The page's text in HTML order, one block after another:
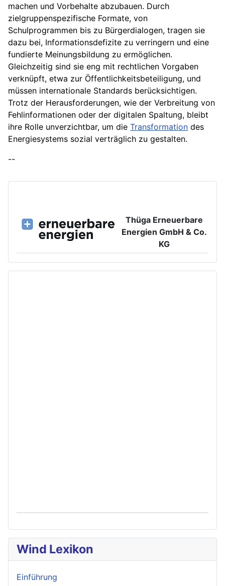
machen und Vorbehalte abzubauen. Durch
zielgruppenspezifische Formate, von
Schulprogrammen bis zu Bürgerdialogen, tragen sie
dazu bei, Informationsdefizite zu verringern und eine
fundierte Meinungsbildung zu ermöglichen.
Gleichzeitig sind sie eng mit rechtlichen Vorgaben
verknüpft, etwa zur Öffentlichkeitsbeteiligung, und
müssen internationale Standards berücksichtigen.
Trotz der Herausforderungen, wie der Verbreitung von
Fehlinformationen oder der digitalen Spaltung, bleibt
ihre Rolle unverzichtbar, um die Transformation des
Energiesystems sozial verträglich zu gestalten.
--
Thüga Erneuerbare
Energien GmbH & Co.
KG
www.ee.thuega.de
Wind Lexikon
Einführung